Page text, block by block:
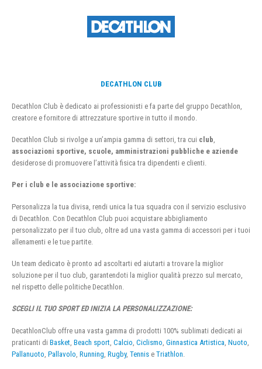
DECATHLON CLUB
Decathlon Club è dedicato ai professionisti e fa parte del gruppo Decathlon,
creatore e fornitore di attrezzature sportive in tutto il mondo.
Decathlon Club si rivolge a un’ampia gamma di settori, tra cui club
associazioni sportive, scuole, amministrazioni pubbliche e aziende
desiderose di promuovere l’attività fisica tra dipendenti e clienti.
Per i club e le associazione sportive:
Personalizza la tua divisa, rendi unica la tua squadra con il servizio esclusivo
di Decathlon. Con Decathlon Club puoi acquistare abbigliamento
personalizzato per il tuo club, oltre ad una vasta gamma di accessori per i tuoi
allenamenti e le tue partite.
Un team dedicato è pronto ad ascoltarti ed aiutarti a trovare la miglior
soluzione per il tuo club, garantendoti la miglior qualità prezzo sul mercato,
nel rispetto delle politiche Decathlon.
SCEGLI IL TUO SPORT ED INIZIA LA PERSONALIZZAZIONE:
DecathlonClub offre una vasta gamma di prodotti 100% sublimati dedicati ai
praticanti di Basket Beach sport Calcio Ciclismo Ginnastica Artistica Nuoto
Pallanuoto Pallavolo Running Rugby, Tennis e Triathlon